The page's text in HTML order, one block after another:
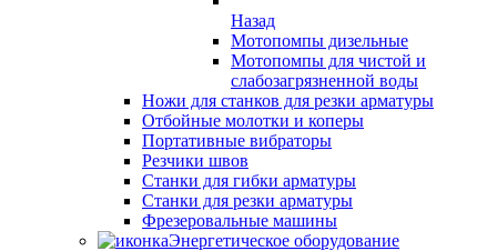
Назад
Мотопомпы дизельные
Мотопомпы для чистой и
слабозагрязненной воды
Ножи для станков для резки арматуры
Отбойные молотки и коперы
Портативные вибраторы
Резчики швов
Станки для гибки арматуры
Станки для резки арматуры
Фрезеровальные машины
Энергетическое оборудование